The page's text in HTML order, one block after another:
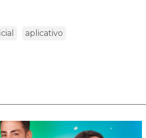
aplicativo